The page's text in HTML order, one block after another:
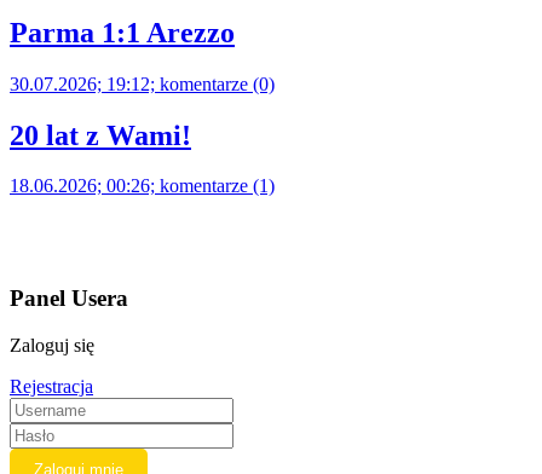
Parma 1:1 Arezzo
30.07.2026; 19:12; komentarze (0)
20 lat z Wami!
18.06.2026; 00:26; komentarze (1)
Panel Usera
Zaloguj się
Rejestracja